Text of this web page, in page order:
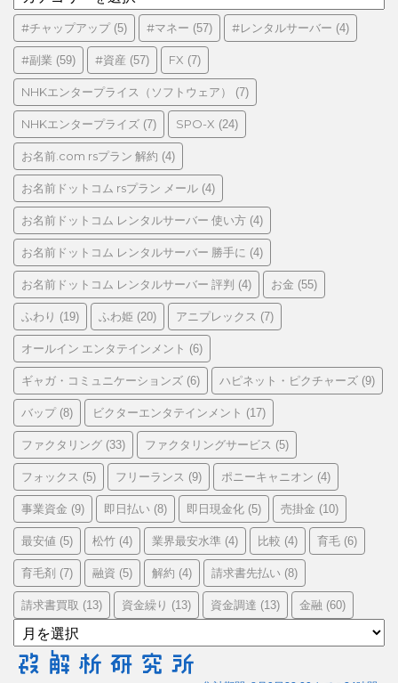
テ
ゴ
リ
ー
#チャップアップ(5) #マネー (57) #レンタルサーバー (4)
#副業 (59) #資産 (57) FX (7)
NHKエンタープライス（ソフトウェア） (7)
NHKエンタープライズ (7) SPO-X (24)
お名前.com rsプラン 解約 (4)
お名前ドットコム rsプラン メール (4)
お名前ドットコム レンタルサーバー 使い方 (4)
お名前ドットコム レンタルサーバー 勝手に (4)
お名前ドットコム レンタルサーバー 評判 (4) お金 (55)
ふわり (19) ふわ姫 (20) アニプレックス (7)
オールイン エンタテインメント (6)
ギャガ・コミュニケーションズ (6) ハピネット・ピクチャーズ (9)
バップ(8) ビクターエンタテインメント (17)
ファクタリング (33) ファクタリングサービス (5)
フォックス (5) フリーランス (9) ポニーキャニオン (4)
事業資金 (9) 即日払い (8) 即日現金化 (5) 売掛金 (10)
最安値 (5) 松竹 (4) 業界最安水準 (4) 比較 (4) 育毛 (6)
育毛剤 (7) 融資 (5) 解約 (4) 請求書先払い (8)
請求書買取 (13) 資金繰り (13) 資金調達 (13) 金融 (60)
ア
ー
カ